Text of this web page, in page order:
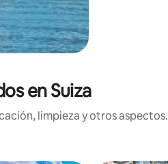
en Suiza
limpieza y otros aspectos.